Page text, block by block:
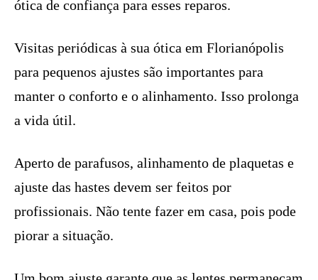
ótica de confiança para esses reparos.
Visitas periódicas à sua ótica em Florianópolis
para pequenos ajustes são importantes para
manter o conforto e o alinhamento. Isso prolonga
a vida útil.
Aperto de parafusos, alinhamento de plaquetas e
ajuste das hastes devem ser feitos por
profissionais. Não tente fazer em casa, pois pode
piorar a situação.